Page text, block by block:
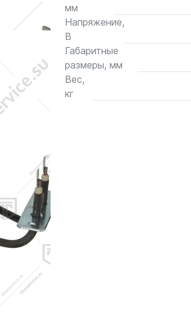
мм
Напряжение,
В
Габаритные
размеры, мм
Вес,
кг